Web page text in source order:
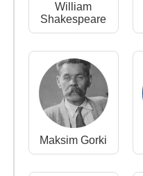
William
Shakespeare
Maksim Gorki